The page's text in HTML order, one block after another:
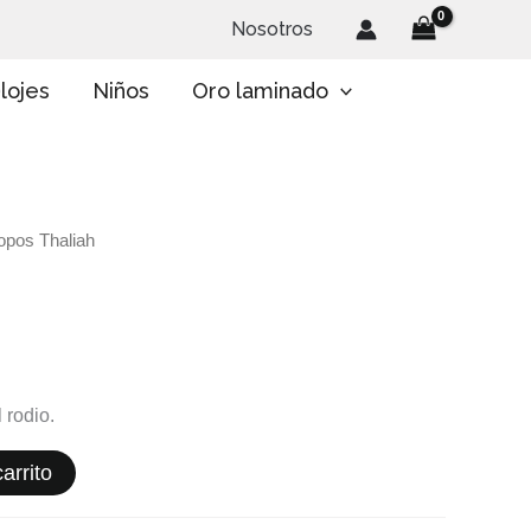
Nosotros
Niños
Oro laminado
Thaliah
rodio.